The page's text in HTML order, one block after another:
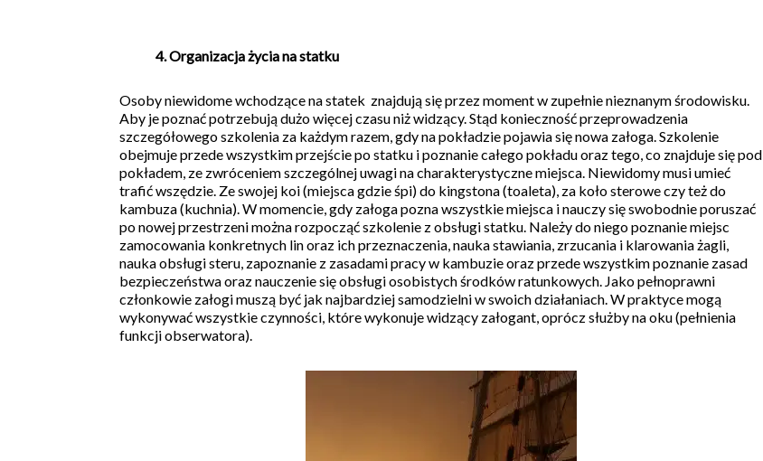
4. Organizacja życia na statku
Osoby niewidome wchodzące na statek znajdują się przez moment w zupełnie nieznanym środowisku.
Aby je poznać potrzebują dużo więcej czasu niż widzący. Stąd konieczność przeprowadzenia
szczegółowego szkolenia za każdym razem, gdy na pokładzie pojawia się nowa załoga. Szkolenie
obejmuje przede wszystkim przejście po statku i poznanie całego pokładu oraz tego, co znajduje się pod
pokładem, ze zwróceniem szczególnej uwagi na charakterystyczne miejsca. Niewidomy musi umieć
trafić wszędzie. Ze swojej koi (miejsca gdzie śpi) do kingstona (toaleta), za koło sterowe czy też do
kambuza (kuchnia). W momencie, gdy załoga pozna wszystkie miejsca i nauczy się swobodnie poruszać
po nowej przestrzeni można rozpocząć szkolenie z obsługi statku. Należy do niego poznanie miejsc
zamocowania konkretnych lin oraz ich przeznaczenia, nauka stawiania, zrzucania i klarowania żagli,
nauka obsługi steru, zapoznanie z zasadami pracy w kambuzie oraz przede wszystkim poznanie zasad
bezpieczeństwa oraz nauczenie się obsługi osobistych środków ratunkowych. Jako pełnoprawni
członkowie załogi muszą być jak najbardziej samodzielni w swoich działaniach. W praktyce mogą
wykonywać wszystkie czynności, które wykonuje widzący załogant, oprócz służby na oku (pełnienia
funkcji obserwatora).